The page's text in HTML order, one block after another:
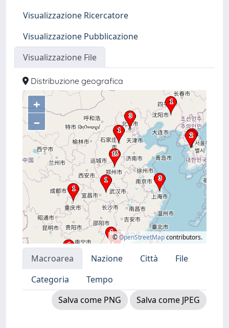
Visualizzazione Ricercatore
Visualizzazione Pubblicazione
Visualizzazione File
Distribuzione geografica
+
–
©OpenStreetMapcontributors.
Macroarea Nazione Città
File
Categoria
Tempo
Salva come PNG
Salva come JPEG